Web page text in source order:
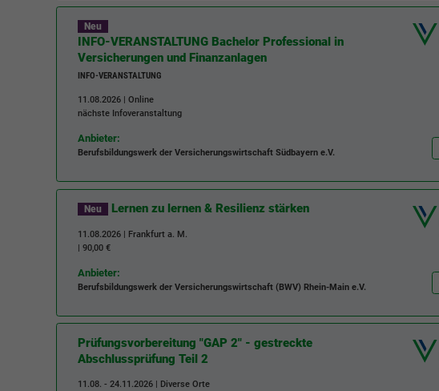
Neu
INFO-VERANSTALTUNG Bachelor Professional in
Versicherungen und Finanzanlagen
INFO-VERANSTALTUNG
11.08.2026 | Online
nächste Infoveranstaltung
Anbieter:
Berufsbildungswerk der Versicherungswirtschaft Südbayern e.V.
Neu Lernen zu lernen & Resilienz stärken
11.08.2026 | Frankfurt a. M.
| 90,00 €
Anbieter:
Berufsbildungswerk der Versicherungswirtschaft (BWV) Rhein-Main e.V.
Prüfungsvorbereitung "GAP 2" - gestreckte
Abschlussprüfung Teil 2
11.08. - 24.11.2026 | Diverse Orte